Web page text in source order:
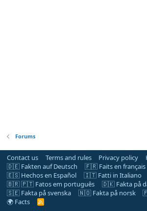
Forums
Contact us Terms and rules Privacy policy
🇩🇪 Fakten auf Deutsch
🇫🇷 Faits en français
🇪🇸 Hechos en Español
🇮🇹 Fatti in Italiano
🇧🇷 🇵🇹 Fatos em português
🇩🇰 Fakta på
🇸🇪 Fakta på svenska
🇳🇴 Fakta på norsk
🌍 Facts
R